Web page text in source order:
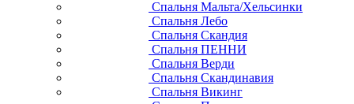
Спальня Мальта/Хельсинки
Спальня Лебо
Спальня Скандия
Спальня ПЕННИ
Спальня Верди
Спальня Скандинавия
Спальня Викинг